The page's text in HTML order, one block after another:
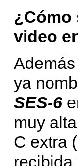
¿Cómo
video
ya
SES-6
muy
C extra
recibida